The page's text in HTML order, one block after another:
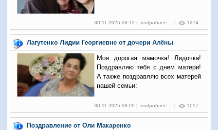
30.11.2025 08:12 | подробнее ... | 1274
Лагутенко Лидии Георгиевне от дочери Алёны
Моя дорогая мамочка! Лидочка!
Поздравляю тебя с днем матери!
А также поздравляю всех матерей
нашей семьи:
30.11.2025 08:09 | подробнее ... 1017
Поздравление от Оли Макаренко